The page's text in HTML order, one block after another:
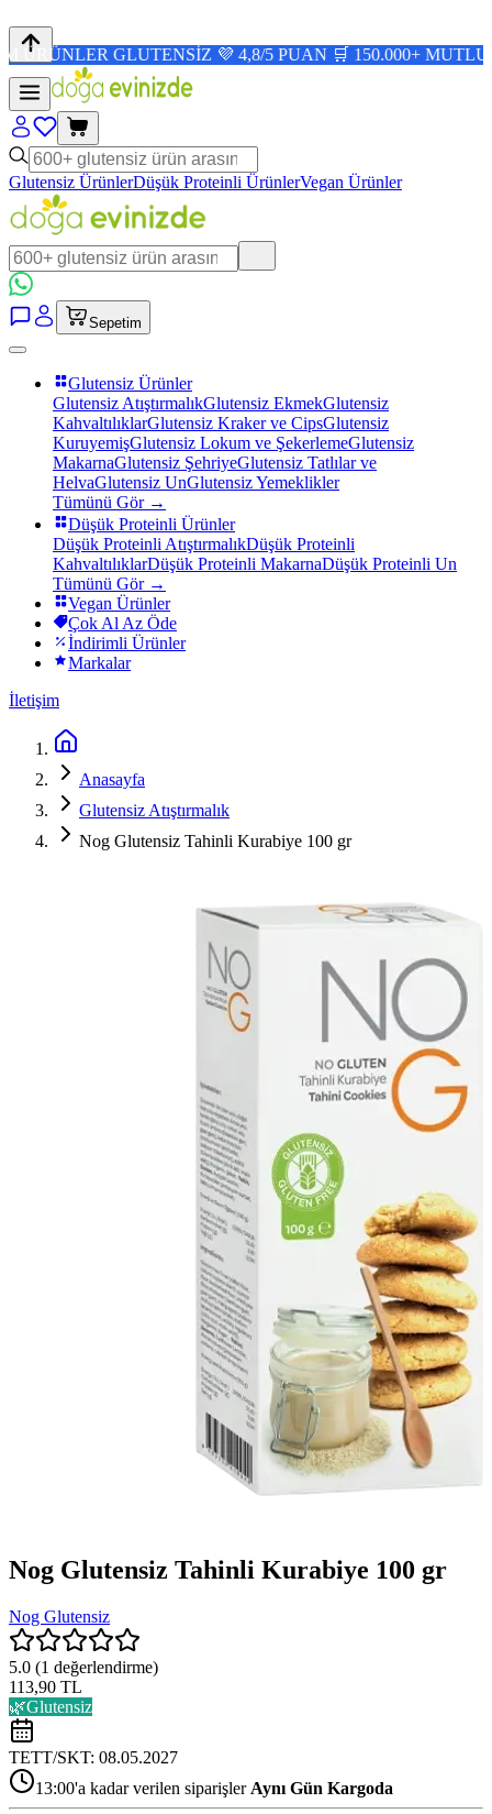
GLUTENSİZ 💜 4,8/5 PUAN 🛒 150.000+ MUTLU
Glutensiz ÜrünlerDüşük Proteinli ÜrünlerVegan Ürünler
Sepetim
Glutensiz Ürünler
Glutensiz AtıştırmalıkGlutensiz EkmekGlutensiz
KahvaltılıklarGlutensiz Kraker ve CipsGlutensiz
KuruyemişGlutensiz Lokum ve ŞekerlemeGlutensiz
MakarnaGlutensiz ŞehriyeGlutensiz Tatlılar ve
HelvaGlutensiz UnGlutensiz Yemeklikler
Tümünü Gör →
Düşük Proteinli Ürünler
Düşük Proteinli AtıştırmalıkDüşük Proteinli
KahvaltılıklarDüşük Proteinli MakarnaDüşük Proteinli Un
Tümünü Gör →
Vegan Ürünler
Çok Al Az Öde
İndirimli Ürünler
Markalar
İletişim
Anasayfa
Glutensiz Atıştırmalık
Nog Glutensiz Tahinli Kurabiye 100 gr
Nog Glutensiz Tahinli Kurabiye 100 gr
Nog Glutensiz
5.0 (1 değerlendirme)
113,90 TL
🌿Glutensiz
TETT/SKT: 08.05.2027
13:00'a kadar verilen siparişler Aynı Gün Kargoda